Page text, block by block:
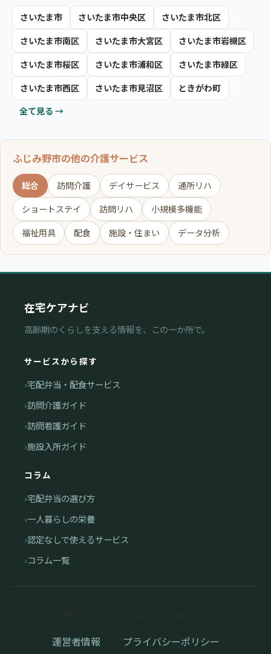
さいたま市 さいたま市中央区
さいたま市北区
さいたま市南区
さいたま市大宮区
さいたま市岩槻区
さいたま市桜区
さいたま市浦和区
さいたま市緑区
さいたま市西区
さいたま市見沼区
ときがわ町
全て見る →
ふじみ野市の他の介護サービス
総合 訪問介護 デイサービス
通所リハ
ショートステイ
訪問リハ
小規模多機能
福祉用具
配食 施設・住まい データ分析
在宅ケアナビ
高齢期のくらしを支える情報を、この一か所で。
サービスから探す
宅配弁当・配食サービス
訪問介護ガイド
訪問看護ガイド
施設入所ガイド
コラム
宅配弁当の選び方
一人暮らしの栄養
認定なしで使えるサービス
コラム一覧
運営者情報
プライバシーポリシー